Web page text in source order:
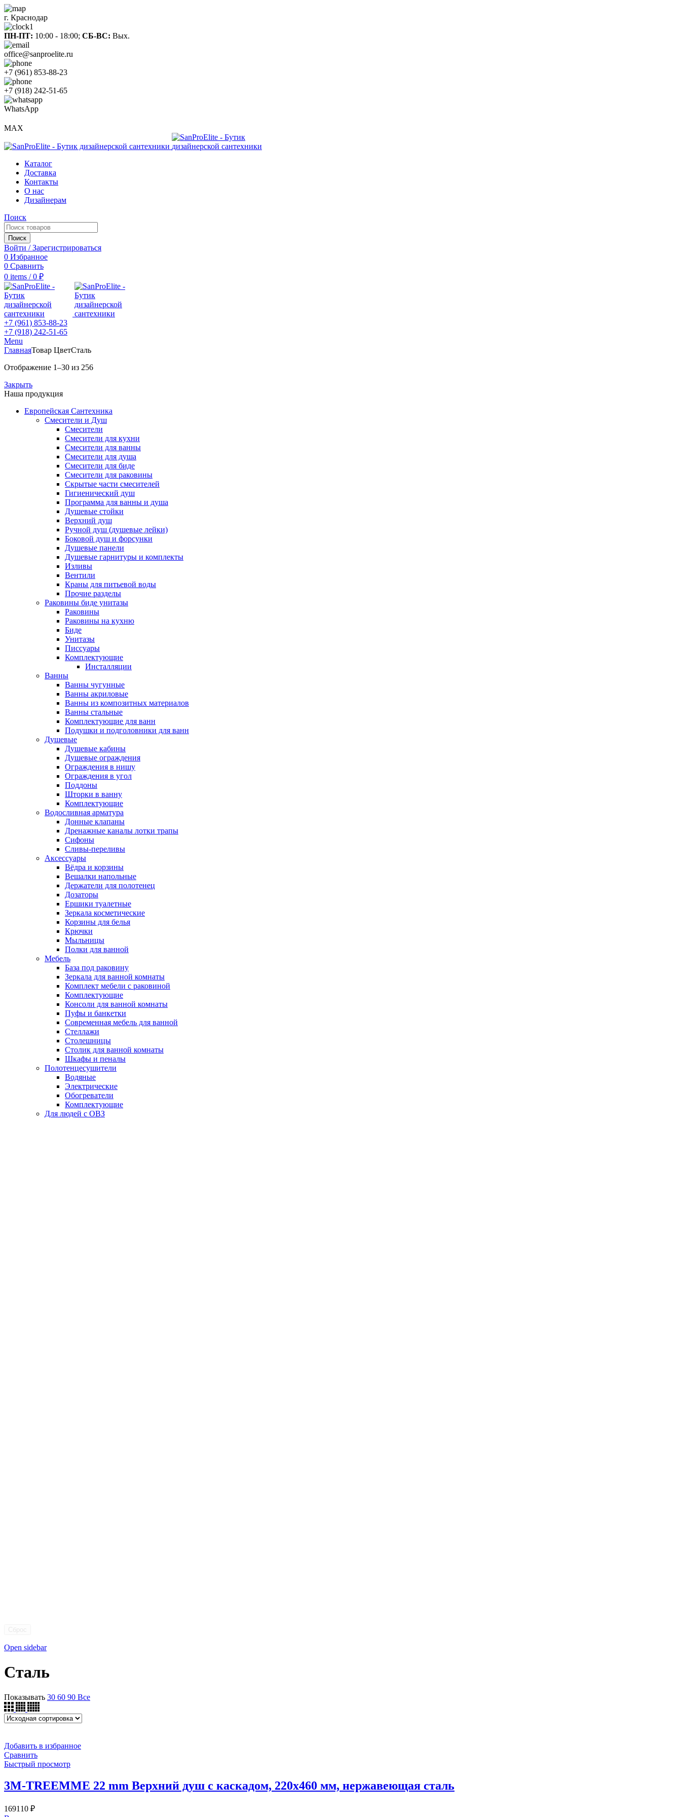
г. Краснодар
ПН-ПТ: 10:00 - 18:00; СБ-ВС: Вых.
office@sanproelite.ru
+7 (961) 853-88-23
+7 (918) 242-51-65
WhatsApp
MAX
Каталог
Доставка
Контакты
О нас
Дизайнерам
Поиск
Поиск
Войти / Зарегистрироваться
0 Избранное
0 Сравнить
0 items / 0 ₽
+7 (961) 853-88-23
+7 (918) 242-51-65
Menu
ГлавнаяТовар ЦветСталь
Отображение 1–30 из 256
Закрыть
Наша продукция
Европейская Сантехника
Смесители и Душ
Смесители
Смесители для кухни
Смесители для ванны
Смесители для душа
Смесители для биде
Смесители для раковины
Скрытые части смесителей
Гигиенический душ
Программа для ванны и душа
Душевые стойки
Верхний душ
Ручной душ (душевые лейки)
Боковой душ и форсунки
Душевые панели
Душевые гарнитуры и комплекты
Изливы
Вентили
Краны для питьевой воды
Прочие разделы
Раковины биде унитазы
Раковины
Раковины на кухню
Биде
Унитазы
Писсуары
Комплектующие
Инсталляции
Ванны
Ванны чугунные
Ванны акриловые
Ванны из композитных материалов
Ванны стальные
Комплектующие для ванн
Подушки и подголовники для ванн
Душевые
Душевые кабины
Душевые ограждения
Ограждения в нишу
Ограждения в угол
Поддоны
Шторки в ванну
Комплектующие
Водосливная арматура
Донные клапаны
Дренажные каналы лотки трапы
Сифоны
Сливы-переливы
Аксессуары
Вёдра и корзины
Вешалки напольные
Держатели для полотенец
Дозаторы
Ершики туалетные
Зеркала косметические
Корзины для белья
Крючки
Мыльницы
Полки для ванной
Мебель
База под раковину
Зеркала для ванной комнаты
Комплект мебели с раковиной
Комплектующие
Консоли для ванной комнаты
Пуфы и банкетки
Современная мебель для ванной
Стеллажи
Столешницы
Столик для ванной комнаты
Шкафы и пеналы
Полотенцесушители
Водяные
Электрические
Обогреватели
Комплектующие
Для людей с ОВЗ
Open sidebar
Сталь
Показывать 30 60 90 Все
Добавить в избранное
Сравнить
Быстрый просмотр
3M-TREEMME 22 mm Верхний душ с каскадом, 220х460 мм, нержавеющая сталь
169110 ₽